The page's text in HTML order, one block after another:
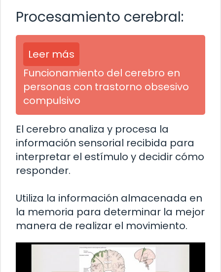
Procesamiento cerebral:
Leer más
Funcionamiento del cerebro en
personas con trastorno obsesivo
compulsivo
El cerebro analiza y procesa la
información sensorial recibida para
interpretar el estímulo y decidir cómo
responder.
Utiliza la información almacenada en
la memoria para determinar la mejor
manera de realizar el movimiento.